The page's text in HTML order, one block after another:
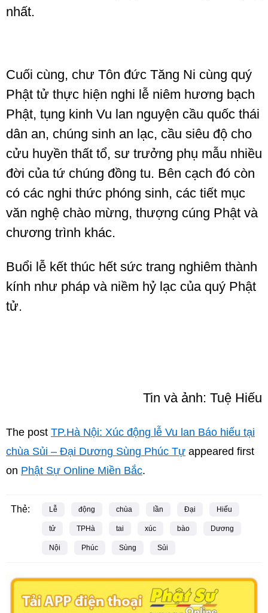
nhất.
Cuối cùng, chư Tôn đức Tăng Ni cùng quý
Phật tử thực hiện nghi lễ niêm hương bạch
Phật, tụng kinh Vu lan nguyện cầu quốc thái
dân an, chúng sinh an lạc, cầu siêu độ cho
cửu huyền thất tổ, sư trưởng phụ mẫu nhiều
đời của tứ chúng đồng tu. Bên cạch đó còn
có các nghi thức phóng sinh, các tiết mục
văn nghệ chào mừng, thượng cúng Phật và
chương trình khác.
Buổi lễ kết thúc hết sức trang nghiêm thành
kính như pháp và niềm hỷ lạc của quý Phật
tử.
Tin và ảnh: Tuệ Hiếu
The post TP.Hà Nội: Xúc động lễ Vu lan Báo hiếu tại
chùa Sủi – Đại Dương Sùng Phúc Tự appeared first
on Phật Sự Online Miền Bắc.
Thẻ: Lễ động chùa lần Đại Hiếu
tử TPHà tai xúc bào Dương
Nội Phúc Sùng Sủi